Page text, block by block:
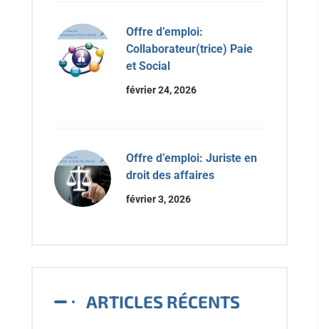
Offre d’emploi:
Collaborateur(trice) Paie
et Social
février 24, 2026
Offre d’emploi: Juriste en
droit des affaires
février 3, 2026
ARTICLES RÉCENTS